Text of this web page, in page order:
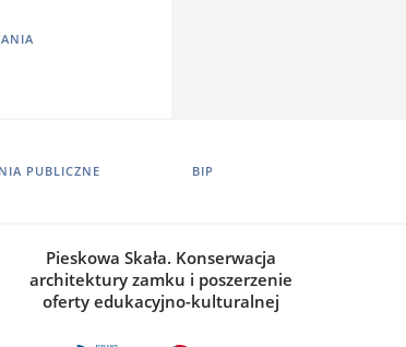
PUBLICZNE BIP
Pieskowa Skała. Konserwacja
architektury zamku i poszerzenie
oferty edukacyjno-kulturalnej